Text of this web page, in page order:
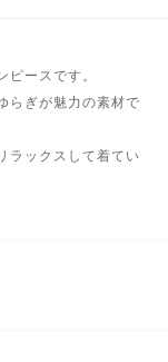
ースです。
らぎが魅力の素材で
ラックスして着てい